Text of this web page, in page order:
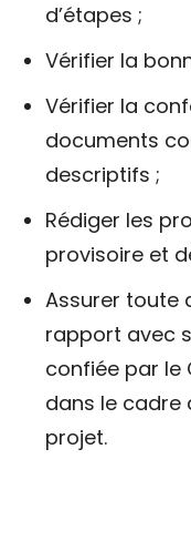
d’étapes ;
Vérifier la
Vérifier la
documents
descriptifs ;
Rédiger les
provisoire et
Assurer toute
rapport avec
confiée par le
dans le cadre
projet.